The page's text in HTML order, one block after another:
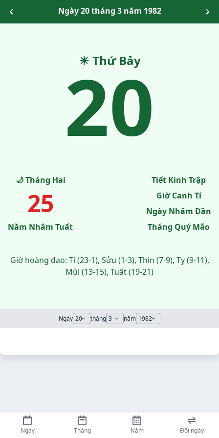
Ngày 20 tháng 3 năm 1982
☀ Thứ Bảy
20
🌙 Tháng Hai
25
Năm Nhâm Tuất
Tiết Kinh Trập
Giờ Canh Tí
Ngày Nhâm Dần
Tháng Quý Mão
Giờ hoàng đạo: Tí (23-1), Sửu (1-3), Thìn (7-9), Tỵ (9-11),
Mùi (13-15), Tuất (19-21)
Ngày tháng năm
Ngày Tháng Năm Đổi ngày